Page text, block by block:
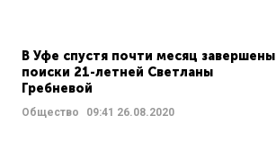
В Уфе спустя почти месяц завершены
поиски 21-летней Светланы
Гребневой
Общество 09:41 26.08.2020